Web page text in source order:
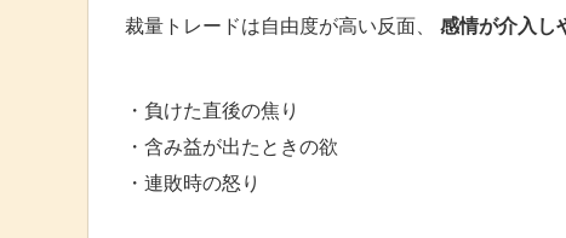
裁量トレードは自由度が高い反面、 感情が介入し
・負けた直後の焦り
・含み益が出たときの欲
・連敗時の怒り